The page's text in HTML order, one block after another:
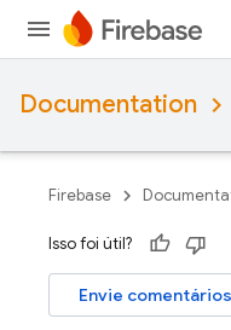
Documentation
Firebase
Isso foi útil?
Envie comentários